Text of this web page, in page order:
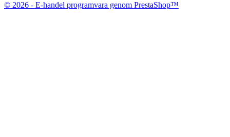
© 2026 - E-handel programvara genom PrestaShop™